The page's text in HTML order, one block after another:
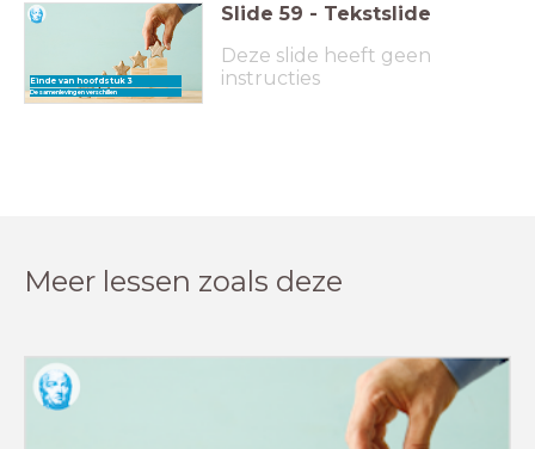
Einde van hoofdstuk 3
De samenleving en verschillen
Slide 59 - Tekstslide
Deze slide heeft geen
instructies
Meer lessen zoals deze